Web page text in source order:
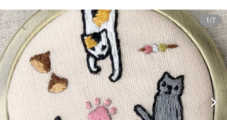
1/7